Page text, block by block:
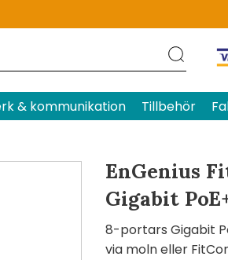
& kommunikation Tillbehör
EnGenius
Gigabit
8-portars Gigabit
via moln eller